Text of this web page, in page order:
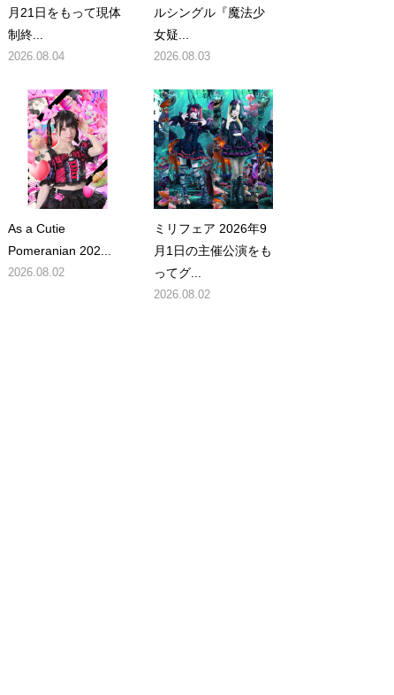
月21日をもって現体
制終...
2026.08.04
ルシングル『魔法少
女疑...
2026.08.03
As a Cutie
Pomeranian 202...
2026.08.02
ミリフェア 2026年9
月1日の主催公演をも
ってグ...
2026.08.02